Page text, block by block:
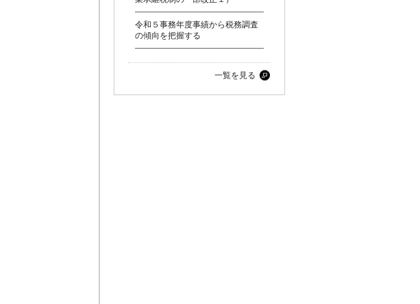
令和５事務年度事績から税務調査
の傾向を把握する
一覧を見る